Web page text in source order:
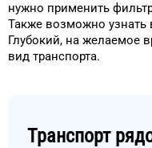
нужно применить
Также возможно узнать
Глубокий, на желаемое
вид транспорта.
Транспорт